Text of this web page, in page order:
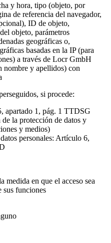
y hora, tipo (objeto, por
de referencia del navegador,
ID de objeto,
objeto, parámetros
geográficas o,
basadas en la IP (para
a través de Locr GmbH
nombre y apellidos) con
si procede:
apartado 1, pág. 1 TTDSG
la protección de datos y
y medios)
personales: Artículo 6,
medida en que el acceso sea
sus funciones